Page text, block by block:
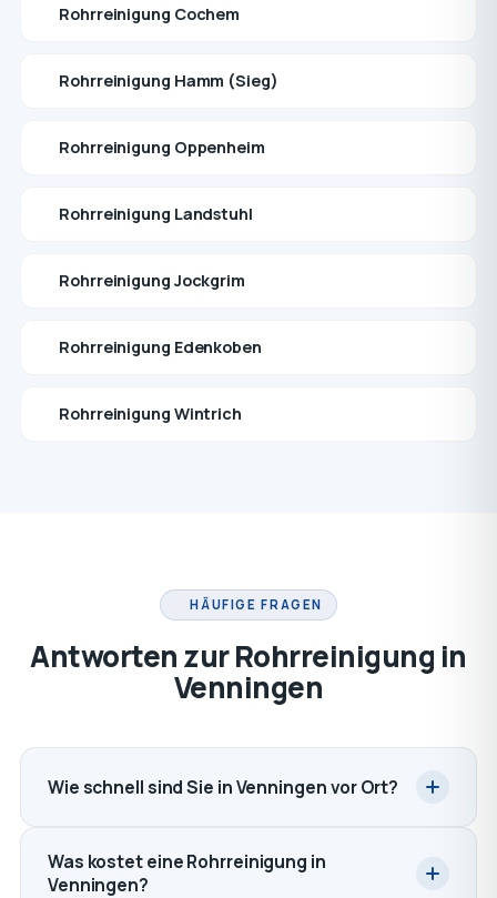
Rohrreinigung Cochem
Rohrreinigung Hamm (Sieg)
Rohrreinigung Oppenheim
Rohrreinigung Landstuhl
Rohrreinigung Jockgrim
Rohrreinigung Edenkoben
Rohrreinigung Wintrich
HÄUFIGE FRAGEN
Antworten zur Rohrreinigung in
Venningen
Wie schnell sind Sie in Venningen vor Ort?
Was kostet eine Rohrreinigung in
Venningen?